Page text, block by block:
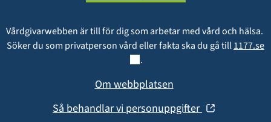
Vårdgivarwebben är till för dig som arbetar med vård och hälsa.
Söker du som privatperson vård eller fakta ska du gå till 1177.se
.
Om webbplatsen
Så behandlar vi personuppgifter (öppnas